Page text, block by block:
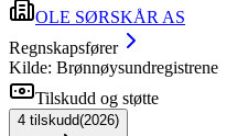
OLE SØRSKÅR AS
Regnskapsfører
Kilde: Brønnøysundregistrene
Tilskudd og støtte
4 tilskudd(2026)